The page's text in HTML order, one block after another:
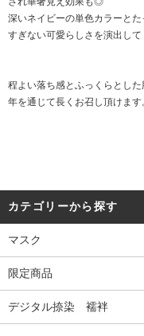
深いネイビーの単色カラーと
すぎない可愛らしさを演出して
程よい落ち感とふっくらとし
年を通じて長くお召し頂けます
カテゴリーから探す
マスク
限定商品
デジタル捺染 襦袢